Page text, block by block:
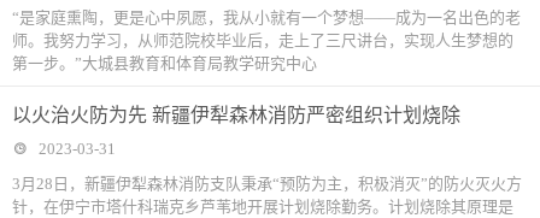
“是家庭熏陶，更是心中夙愿，我从小就有一个梦想——成为一名出色的老
师。我努力学习，从师范院校毕业后，走上了三尺讲台，实现人生梦想的
第一步。”大城县教育和体育局教学研究中心
以火治火防为先 新疆伊犁森林消防严密组织计划烧除
2023-03-31
3月28日，新疆伊犁森林消防支队秉承“预防为主，积极消灭”的防火灭火方
针，在伊宁市塔什科瑞克乡芦苇地开展计划烧除勤务。计划烧除其原理是